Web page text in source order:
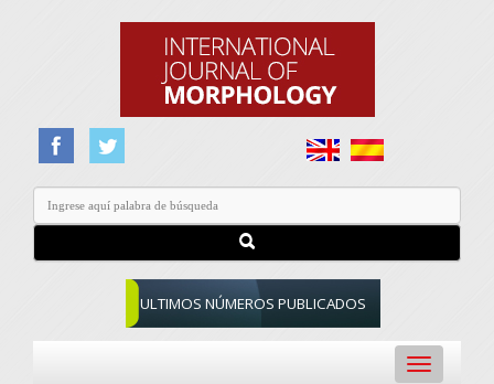
ULTIMOS NÚMEROS PUBLICADOS
Toggle
navigation